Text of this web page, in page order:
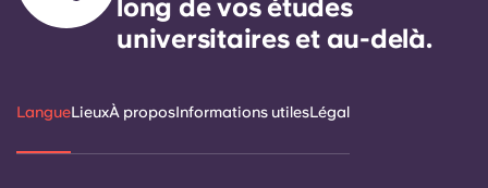
long de vos études
universitaires et au-delà.
LangueLieuxÀ proposInformations utilesLégal